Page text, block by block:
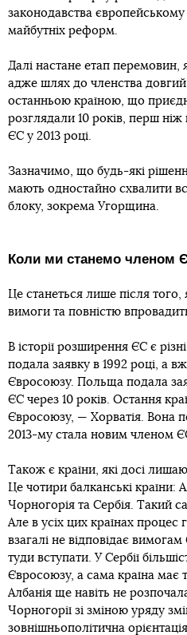
законодавства
майбутніх реформ.
Далі настане етап
адже шлях до членства довгий
останньою країною, що
розглядали 10 років, перш
ЄС у 2013 році.
Зазначимо, що будь-які
мають одностайно схвалити
блоку, зокрема Угорщина.
Коли ми станемо членом
Це станеться лише після того,
вимоги та повністю
В історії розширення ЄС є
подала заявку в 1992 році, а
Євросоюзу. Польща подала
ЄС через 10 років. Остання
Євросоюзу, — Хорватія. Вона
2013-му стала новим членом
Також є країни, які досі
Це чотири балканські країни:
Чорногорія та Сербія. Такий
Але в усіх цих країнах процес
взагалі не відповідає
туди вступати. У Сербії
Євросоюзу, а сама країна має
Албанія ще навіть не
Чорногорії зі зміною уряду
зовнішньополітична